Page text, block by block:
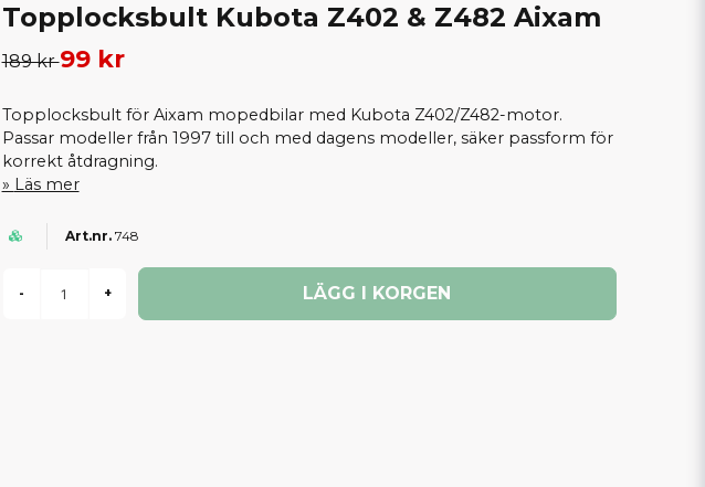
Topplocksbult Kubota Z402 & Z482 Aixam
189 kr99 kr
Topplocksbult för Aixam mopedbilar med Kubota Z402/Z482-motor.
Passar modeller från 1997 till och med dagens modeller, säker passform för
korrekt åtdragning.
Läs mer
748
- + LÄGG I KORGEN